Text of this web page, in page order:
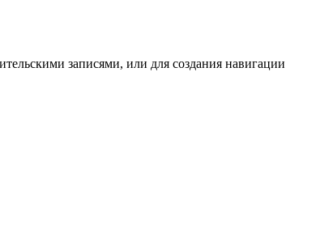
записями, или для создания навигации